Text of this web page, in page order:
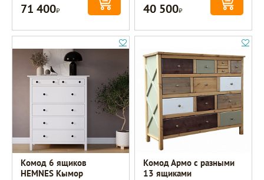
71 400Р 40 500Р
Комод 6 ящиков
HEMNES Кымор
Комод Армо с разными
13 ящиками